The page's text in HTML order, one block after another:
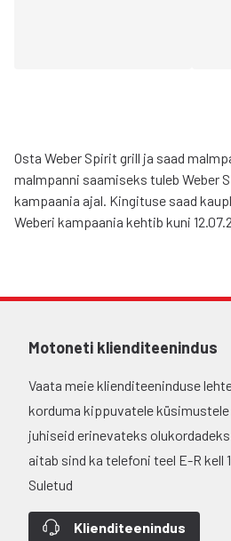
Osta Weber Spirit grill ja saad
malmpanni saamiseks tuleb Weber
kampaania ajal. Kingituse saad
Weberi kampaania kehtib kuni
Motoneti klienditeenindus
Vaata meie klienditeeninduse
korduma kippuvatele küsimustele
juhiseid erinevateks
aitab sind ka telefoni teel E-R kell
Suletud
Klienditeenindus